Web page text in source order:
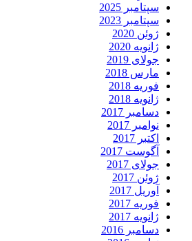
سپتامبر 2025
سپتامبر 2023
ژوئن 2020
ژانویه 2020
جولای 2019
مارس 2018
فوریه 2018
ژانویه 2018
دسامبر 2017
نوامبر 2017
اکتبر 2017
آگوست 2017
جولای 2017
ژوئن 2017
آوریل 2017
فوریه 2017
ژانویه 2017
دسامبر 2016